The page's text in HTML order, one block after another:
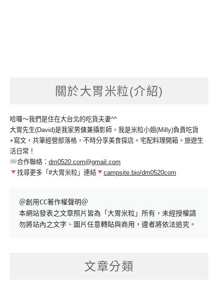
關於大胃米粒(介紹)
哈囉～我們是住在大台北的吃貨夫妻^^
大胃先生(David)是我家男傭兼攝影師，我是米粒小姐(Milly)負責吃貨
+寫文，共筆經營部落格，不時分享美食探店。宅配料理開箱。旅遊生
活日常！
合作聯絡： dm0520.com@gmail.com
找尋更多「#大胃米粒」連結
campsite.bio/dm0520com
＠創用CC著作權聲明＠
本網站發表之文章照片皆為「大胃米粒」所有，未經授權請
勿將站內之文字、圖片任意轉貼與商用，違者將依法追究。
文章分類